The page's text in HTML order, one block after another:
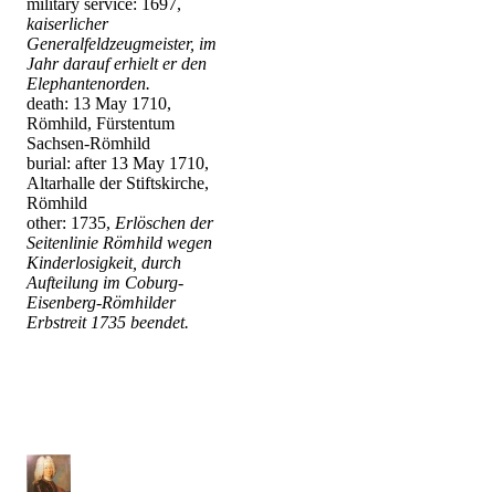
military service: 1697,
kaiserlicher
Generalfeldzeugmeister, im
Jahr darauf erhielt er den
Elephantenorden.
death: 13 May 1710,
Römhild, Fürstentum
Sachsen-Römhild
burial: after 13 May 1710,
Altarhalle der Stiftskirche,
Römhild
other: 1735, Erlöschen der
Seitenlinie Römhild wegen
Kinderlosigkeit, durch
Aufteilung im Coburg-
Eisenberg-Römhilder
Erbstreit 1735 beendet.